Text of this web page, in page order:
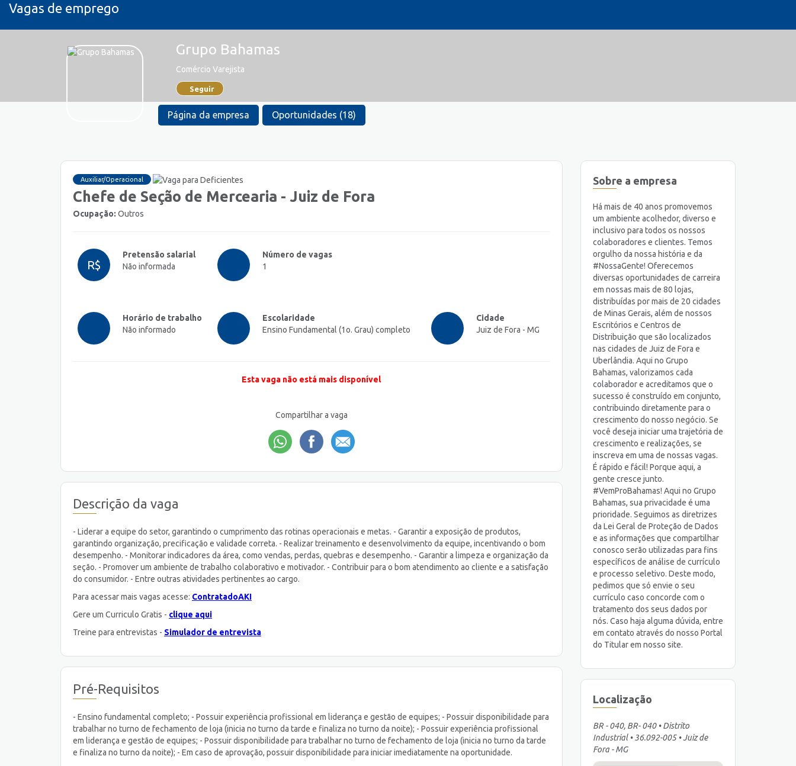
Vagas de emprego
Grupo Bahamas
Comércio Varejista
Seguir
Página da empresa Oportunidades (18)
Auxiliar/Operacional
Chefe de Seção de Mercearia - Juiz de Fora
Ocupação: Outros
R$
Pretensão salarial
Não informada
Número de vagas
1
Horário de trabalho
Não informado
Escolaridade
Ensino Fundamental (1o. Grau) completo
Cidade
Juiz de Fora - MG
Esta vaga não está mais disponível
Compartilhar a vaga
Descrição da vaga
- Liderar a equipe do setor, garantindo o cumprimento das rotinas operacionais e metas. - Garantir a exposição de produtos,
garantindo organização, precificação e validade correta. - Realizar treinamento e desenvolvimento da equipe, incentivando o bom
desempenho. - Monitorar indicadores da área, como vendas, perdas, quebras e desempenho. - Garantir a limpeza e organização da
seção. - Promover um ambiente de trabalho colaborativo e motivador. - Contribuir para o bom atendimento ao cliente e a satisfação
do consumidor. - Entre outras atividades pertinentes ao cargo.
Para acessar mais vagas acesse: ContratadoAKI
Gere um Curriculo Gratis - clique aqui
Treine para entrevistas - Simulador de entrevista
Pré-Requisitos
- Ensino fundamental completo; - Possuir experiência profissional em liderança e gestão de equipes; - Possuir disponibilidade para
trabalhar no turno de fechamento de loja (inicia no turno da tarde e finaliza no turno da noite); - Possuir experiência profissional
em liderança e gestão de equipes; - Possuir disponibilidade para trabalhar no turno de fechamento de loja (inicia no turno da tarde
e finaliza no turno da noite); - Em caso de aprovação, possuir disponibilidade para iniciar imediatamente na oportunidade.
Sobre a empresa
Há mais de 40 anos promovemos
um ambiente acolhedor, diverso e
inclusivo para todos os nossos
colaboradores e clientes. Temos
orgulho da nossa história e da
#NossaGente! Oferecemos
diversas oportunidades de carreira
em nossas mais de 80 lojas,
distribuídas por mais de 20 cidades
de Minas Gerais, além de nossos
Escritórios e Centros de
Distribuição que são localizados
nas cidades de Juiz de Fora e
Uberlândia. Aqui no Grupo
Bahamas, valorizamos cada
colaborador e acreditamos que o
sucesso é construído em conjunto,
contribuindo diretamente para o
crescimento do nosso negócio. Se
você deseja iniciar uma trajetória de
crescimento e realizações, se
inscreva em uma de nossas vagas.
É rápido e fácil! Porque aqui, a
gente cresce junto.
#VemProBahamas! Aqui no Grupo
Bahamas, sua privacidade é uma
prioridade. Seguimos as diretrizes
da Lei Geral de Proteção de Dados
e as informações que compartilhar
conosco serão utilizadas para fins
específicos de análise de currículo
e processo seletivo. Deste modo,
pedimos que só envie o seu
currículo caso concorde com o
tratamento dos seus dados por
nós. Caso haja alguma dúvida, entre
em contato através do nosso Portal
do Titular em nosso site.
Localização
BR - 040, BR- 040 • Distrito
Industrial • 36.092-005 • Juiz de
Fora - MG